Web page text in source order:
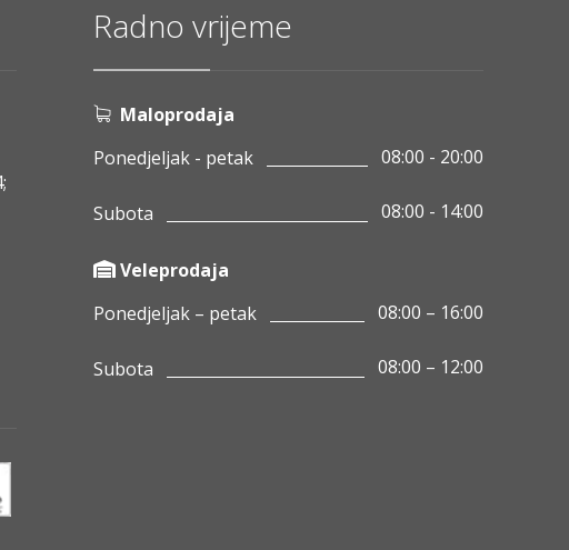
Radno vrijeme
Maloprodaja
Ponedjeljak - petak
08:00 - 20:00
Subota 08:00 - 14:00
Veleprodaja
Ponedjeljak – petak
08:00 – 16:00
Subota 08:00 – 12:00